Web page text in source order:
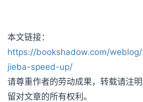
本文链接：
https://bookshadow.com/
jieba-speed-up/
请尊重作者的劳动成果，转载请注
留对文章的所有权利。